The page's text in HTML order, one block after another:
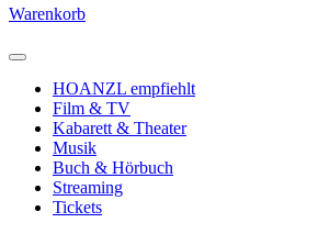
Warenkorb
HOANZL empfiehlt
Film & TV
Kabarett & Theater
Musik
Buch & Hörbuch
Streaming
Tickets